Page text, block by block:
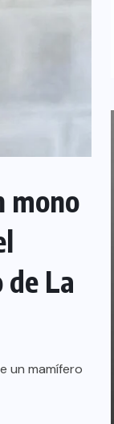
mono
La
un mamífero